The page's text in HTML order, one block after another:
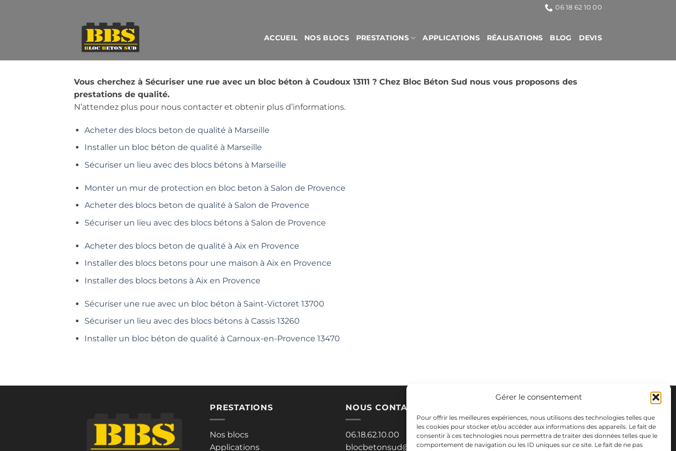
Gérer le consentement
Pour offrir les meilleures expériences, nous utilisons des technologies telles que
les cookies pour stocker et/ou accéder aux informations des appareils. Le fait de
consentir à ces technologies nous permettra de traiter des données telles que le
comportement de navigation ou les ID uniques sur ce site. Le fait de ne pas
06 18 62 10 00
ACCUEIL NOS BLOCS PRESTATIONS APPLICATIONS RÉALISATIONS BLOG DEVIS
Vous cherchez à Sécuriser une rue avec un bloc béton à Coudoux 13111 ? Chez Bloc Béton Sud nous vous proposons des
prestations de qualité.
N’attendez plus pour nous contacter et obtenir plus d’informations.
Acheter des blocs beton de qualité à Marseille
Installer un bloc béton de qualité à Marseille
Sécuriser un lieu avec des blocs bétons à Marseille
Monter un mur de protection en bloc beton à Salon de Provence
Acheter des blocs beton de qualité à Salon de Provence
Sécuriser un lieu avec des blocs bétons à Salon de Provence
Acheter des blocs beton de qualité à Aix en Provence
Installer des blocs betons pour une maison à Aix en Provence
Installer des blocs betons à Aix en Provence
Sécuriser une rue avec un bloc béton à Saint-Victoret 13700
Sécuriser un lieu avec des blocs bétons à Cassis 13260
Installer un bloc béton de qualité à Carnoux-en-Provence 13470
PRESTATIONS
Nos blocs
Applications
NOUS CONTACTER
06.18.62.10.00
blocbetonsud@gmail.com